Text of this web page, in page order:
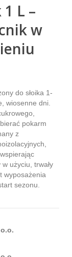
L –
w
do słoika 1-
wiosenne dni.
pokarm
z
użyciu, trwały
wyposażenia
sezonu.